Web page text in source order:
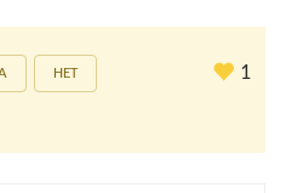
НЕТ 1